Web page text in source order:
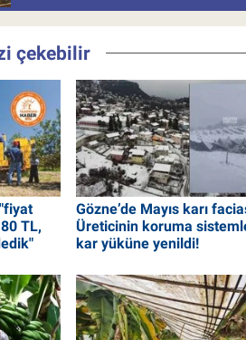
çekebilir
TL,
Gözne’de Mayıs karı
Üreticinin koruma
kar yüküne yenildi!